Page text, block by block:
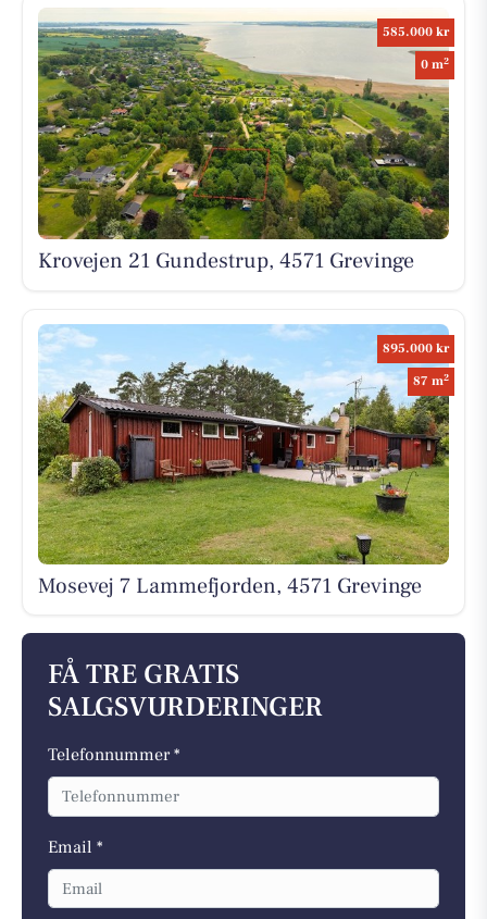
585.000 kr
0 m2
Krovejen 21 Gundestrup, 4571 Grevinge
895.000 kr
87 m2
Mosevej 7 Lammefjorden, 4571 Grevinge
FÅ TRE GRATIS
SALGSVURDERINGER
Telefonnummer *
Email *